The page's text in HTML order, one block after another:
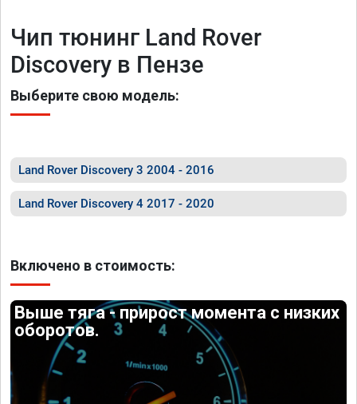
Чип тюнинг Land Rover
Discovery в Пензе
Выберите свою модель:
Land Rover Discovery 3 2004 - 2016
Land Rover Discovery 4 2017 - 2020
Включено в стоимость:
Выше тяга - прирост момента с низких
оборотов.